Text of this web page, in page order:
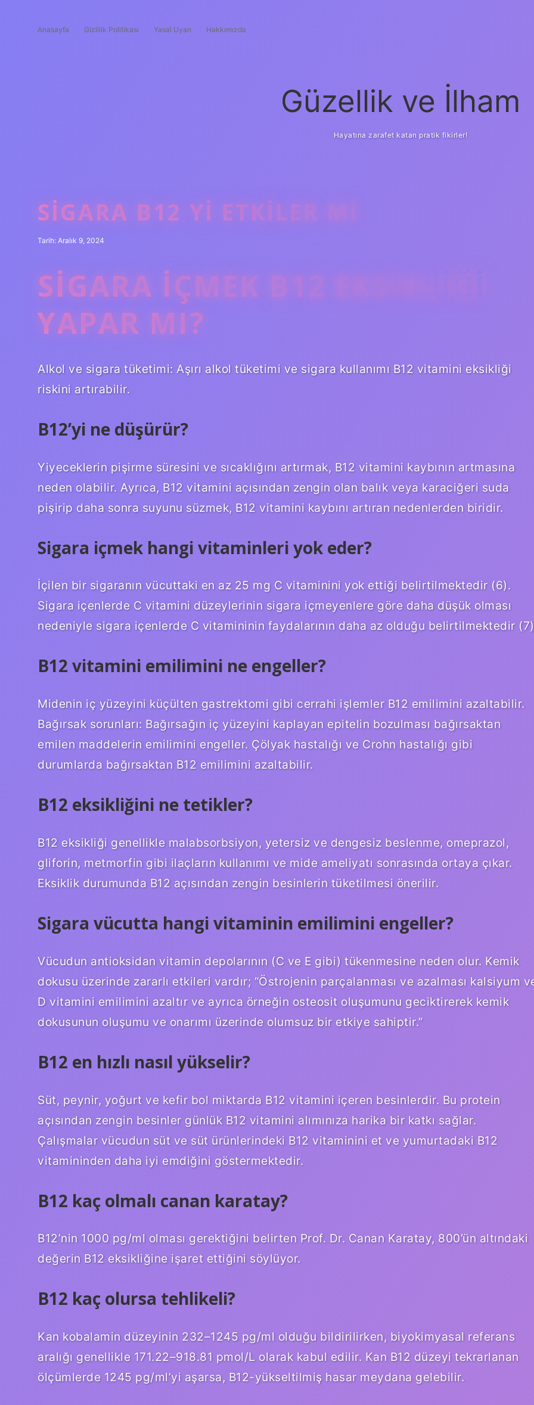
Anasayfa Gizlilik Politikası Yasal Uyarı Hakkımızda
Güzellik ve İlham
Hayatına zarafet katan pratik fikirler!
SIGARA B12 YI ETKILER MI
Tarih: Aralık 9, 2024
SIGARA IÇMEK B12 EKSIKLIĞI
YAPAR MI?
Alkol ve sigara tüketimi: Aşırı alkol tüketimi ve sigara kullanımı B12 vitamini eksikliği
riskini artırabilir.
B12’yi ne düşürür?
Yiyeceklerin pişirme süresini ve sıcaklığını artırmak, B12 vitamini kaybının artmasına
neden olabilir. Ayrıca, B12 vitamini açısından zengin olan balık veya karaciğeri suda
pişirip daha sonra suyunu süzmek, B12 vitamini kaybını artıran nedenlerden biridir.
Sigara içmek hangi vitaminleri yok eder?
İçilen bir sigaranın vücuttaki en az 25 mg C vitaminini yok ettiği belirtilmektedir (6).
Sigara içenlerde C vitamini düzeylerinin sigara içmeyenlere göre daha düşük olması
nedeniyle sigara içenlerde C vitamininin faydalarının daha az olduğu belirtilmektedir
B12 vitamini emilimini ne engeller?
Midenin iç yüzeyini küçülten gastrektomi gibi cerrahi işlemler B12 emilimini azaltabilir.
Bağırsak sorunları: Bağırsağın iç yüzeyini kaplayan epitelin bozulması bağırsaktan
emilen maddelerin emilimini engeller. Çölyak hastalığı ve Crohn hastalığı gibi
durumlarda bağırsaktan B12 emilimini azaltabilir.
B12 eksikliğini ne tetikler?
B12 eksikliği genellikle malabsorbsiyon, yetersiz ve dengesiz beslenme, omeprazol,
gliforin, metmorfin gibi ilaçların kullanımı ve mide ameliyatı sonrasında ortaya çıkar.
Eksiklik durumunda B12 açısından zengin besinlerin tüketilmesi önerilir.
Sigara vücutta hangi vitaminin emilimini engeller?
Vücudun antioksidan vitamin depolarının (C ve E gibi) tükenmesine neden olur. Kemik
dokusu üzerinde zararlı etkileri vardır; “Östrojenin parçalanması ve azalması kalsiyum
D vitamini emilimini azaltır ve ayrıca örneğin osteosit oluşumunu geciktirerek kemik
dokusunun oluşumu ve onarımı üzerinde olumsuz bir etkiye sahiptir.”
B12 en hızlı nasıl yükselir?
Süt, peynir, yoğurt ve kefir bol miktarda B12 vitamini içeren besinlerdir. Bu protein
açısından zengin besinler günlük B12 vitamini alımınıza harika bir katkı sağlar.
Çalışmalar vücudun süt ve süt ürünlerindeki B12 vitaminini et ve yumurtadaki B12
vitamininden daha iyi emdiğini göstermektedir.
B12 kaç olmalı canan karatay?
B12’nin 1000 pg/ml olması gerektiğini belirten Prof. Dr. Canan Karatay, 800’ün altındaki
değerin B12 eksikliğine işaret ettiğini söylüyor.
B12 kaç olursa tehlikeli?
Kan kobalamin düzeyinin 232–1245 pg/ml olduğu bildirilirken, biyokimyasal referans
aralığı genellikle 171.22–918.81 pmol/L olarak kabul edilir. Kan B12 düzeyi tekrarlanan
ölçümlerde 1245 pg/ml’yi aşarsa, B12-yükseltilmiş hasar meydana gelebilir.